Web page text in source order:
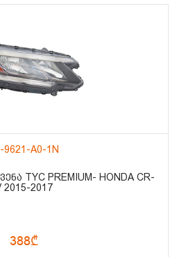
9621-A0-1N
TYC PREMIUM- HONDA CR-
2015-2017
388₾